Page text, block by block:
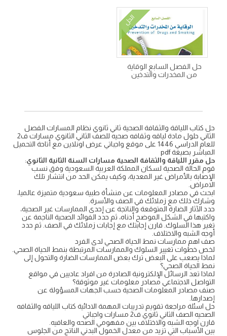
الحل
حل الفصل السابع الوقاية
من المخدرات والتدخين
حل كتاب اللياقة والثقافة الصحية ثاني ثانوي نظام المسارات الفصل
الثاني حلول مادة لياقه وثقافه صحيه للصف الثاني الثانوي مسارات ف2
للعام الدراسي 1446 على موقع واجباتي عرض اونلاين مع أتاحة التحميل
المباشر بصيغة pdf
حل مقرر اللياقة والثقافة الصحية مسارات السنة الثانية الثانوي:
قوم الحالة الصحية لسكان المملكة العربية السعودية وفق نسب
الإصابة بالأمراض غير المعدية، وكيف يمكن الحد من انتشار تلك
الامراض.
ابحث في مصادر المعلومات عن منشأة طبية سعودية متميزة عالميا،
وشارك ذلك مع زملائك في الصف والأسرة.
حدد الآثار الضارة المتوقعة والناتجة عن إحدى الممارسات غير الصحية،
واكتبها في الشكل الموضح أدناه، ثم حدد الفوائد الصحية الناجمة عن
تغير هذا السلوك. قارن إجابتك مع إجابات زملائك في الصف. ثم حدد
أوجه الشبه والاختلاف.
صف اهم ممارسات نمط الحياة الصحي لدى الفرد
لخص خطوات تغيير السلوك والممارسات المرتبطة بنمط الحياة الصحي.
لماذا يصعب على البعض ترك بعض الممارسات الضارة والتحول إلى
نمط الحياة الصحي؟
لماذا تعد الرسائل الإلكترونية الصادرة من افراد عاديين في مواقع
التواصل الاجتماعي مصادر معلومات غير موثوقة؟
صنف مصادر المعلومات الصحية حسب الجهات المسؤولة عن
إصدارها.
حل اسئلة مراجعة تقويم تدريبات المهمة الادائية كتاب اللياقه والثقافه
الصحيه الصف الثاني ثانوي ف2 مسارات واجباتي
قارن اوجه الشبه والاختلاف بين مفهومي الصحه والعافيه.
بين الأسباب التي تزيد من معدل الخمول البدني الناتج من الجلوس